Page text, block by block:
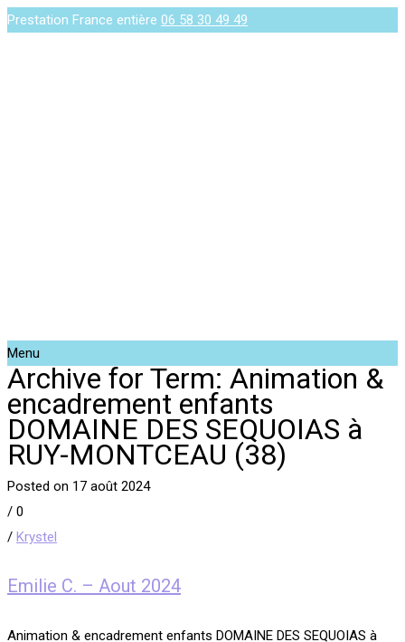
Prestation France entière 06 58 30 49 49
Menu
Archive for Term: Animation &
encadrement enfants
DOMAINE DES SEQUOIAS à
RUY-MONTCEAU (38)
Posted on 17 août 2024
/ 0
/ Krystel
Emilie C. – Aout 2024
Animation & encadrement enfants DOMAINE DES SEQUOIAS à